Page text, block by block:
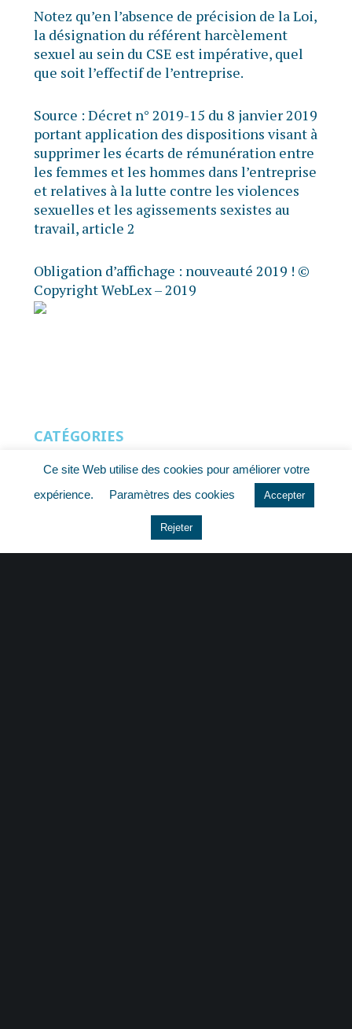
Notez qu’en l’absence de précision de la Loi,
la désignation du référent harcèlement
sexuel au sein du CSE est impérative, quel
que soit l’effectif de l’entreprise.
Source : Décret n° 2019-15 du 8 janvier 2019
portant application des dispositions visant à
supprimer les écarts de rémunération entre
les femmes et les hommes dans l’entreprise
et relatives à la lutte contre les violences
sexuelles et les agissements sexistes au
travail, article 2
Obligation d’affichage : nouveauté 2019 ! ©
Copyright WebLex – 2019
CATÉGORIES
Actu Fiscale
Ce site Web utilise des cookies pour améliorer votre
expérience.
Paramètres des cookies Accepter
Rejeter